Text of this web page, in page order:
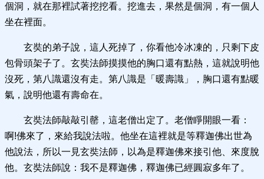
個洞，就在那裡試著挖挖看。挖進去，果然是個洞，有一個人
坐在裡面。
玄奘的弟子說，這人死掉了，你看他冷冰凍的，只剩下皮
包骨頭架子了。玄奘法師摸摸他的胸口還有點熱，這就說明他
沒死，第八識還沒有走。第八識是「暖壽識」，胸口還有點暖
氣，說明他還有壽命在。
玄奘法師敲敲引罄，這老僧出定了。老僧睜開眼一看：
啊!佛來了，來給我說法啦。他坐在這裡就是等釋迦佛出世為
他說法，所以一見玄奘法師，以為是釋迦佛來接引他、來度脫
他。玄奘法師說：我不是釋迦佛，釋迦佛已經圓寂多年了。